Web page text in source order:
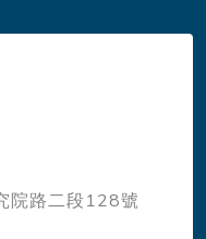
院路二段128號